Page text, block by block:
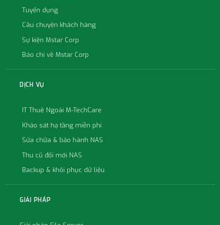
Tuyển dụng
Câu chuyện khách hàng
Sự kiện Mstar Corp
Báo chí về Mstar Corp
DỊCH VỤ
IT Thuê Ngoài M-TechCare
Khảo sát hạ tầng miễn phí
Sửa chữa & bảo hành NAS
Thu cũ đổi mới NAS
Backup & khôi phục dữ liệu
GIẢI PHÁP